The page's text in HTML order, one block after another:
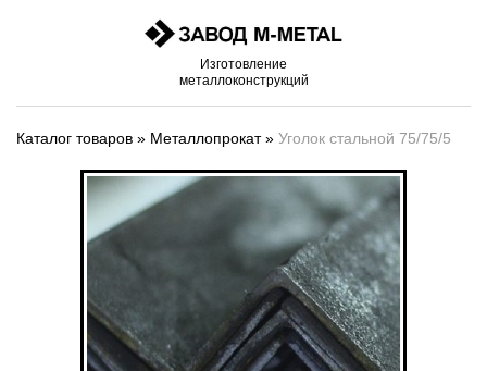
Изготовление
металлоконструкций
Каталог товаров » Металлопрокат» Уголок стальной 75/75/5